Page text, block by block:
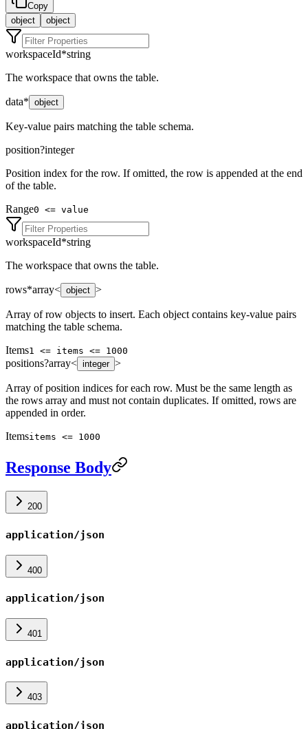
Copy
object
object
workspaceId*string
The workspace that owns the table.
data* object
Key-value pairs matching the table schema.
position?integer
Position index for the row. If omitted, the row is appended at the end
of the table.
Range0 <= value
workspaceId*string
The workspace that owns the table.
rows*array< object >
Array of row objects to insert. Each object contains key-value pairs
matching the table schema.
Items1 <= items <= 1000
positions?array< integer >
Array of position indices for each row. Must be the same length as
the rows array and must not contain duplicates. If omitted, rows are
appended in order.
Itemsitems <= 1000
Response Body
200
application/json
400
application/json
401
application/json
403
application/json